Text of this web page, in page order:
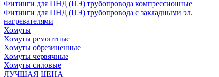
Фитинги для ПНД (ПЭ) трубопровода компрессионные
Фитинги для ПНД (ПЭ) трубопровода с закладными эл.
нагревателями
Хомуты
Хомуты ремонтные
Хомуты обрезиненные
Хомуты червячные
Хомуты силовые
ЛУЧШАЯ ЦЕНА